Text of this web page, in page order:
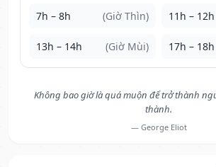
7h – 8h (Giờ Thìn) 11h – 12h
13h – 14h (Giờ Mùi) 17h – 18h
Không bao giờ là quá muộn để trở thành
thành.
— George Eliot